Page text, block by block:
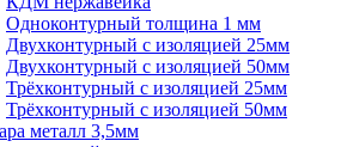
Одноконтурный толщина 1 мм
Двухконтурный с изоляцией 25мм
Двухконтурный с изоляцией 50мм
Трёхконтурный с изоляцией 25мм
Трёхконтурный с изоляцией 50мм
металл 3,5мм